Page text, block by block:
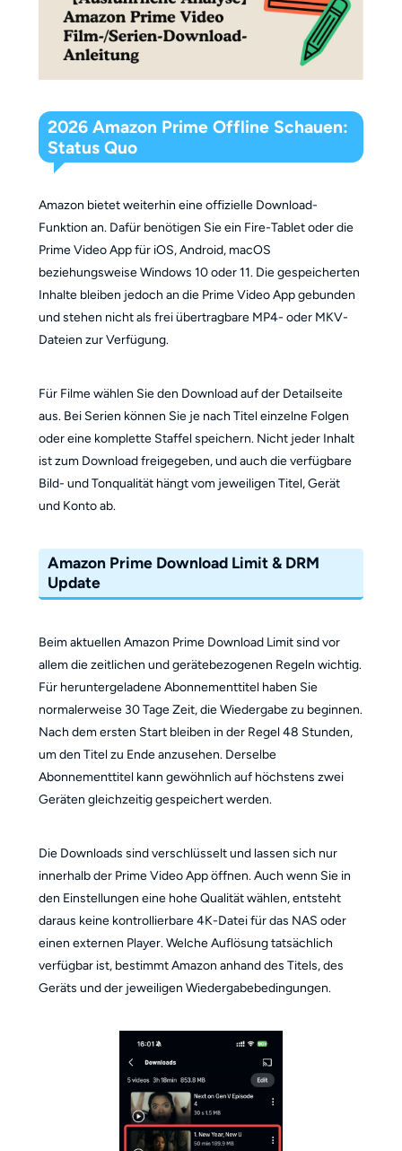
2026 Amazon Prime Offline Schauen:
Status Quo
Amazon bietet weiterhin eine offizielle Download-
Funktion an. Dafür benötigen Sie ein Fire-Tablet oder die
Prime Video App für iOS, Android, macOS
beziehungsweise Windows 10 oder 11. Die gespeicherten
Inhalte bleiben jedoch an die Prime Video App gebunden
und stehen nicht als frei übertragbare MP4- oder MKV-
Dateien zur Verfügung.
Für Filme wählen Sie den Download auf der Detailseite
aus. Bei Serien können Sie je nach Titel einzelne Folgen
oder eine komplette Staffel speichern. Nicht jeder Inhalt
ist zum Download freigegeben, und auch die verfügbare
Bild- und Tonqualität hängt vom jeweiligen Titel, Gerät
und Konto ab.
Amazon Prime Download Limit & DRM
Update
Beim aktuellen Amazon Prime Download Limit sind vor
allem die zeitlichen und gerätebezogenen Regeln wichtig.
Für heruntergeladene Abonnementtitel haben Sie
normalerweise 30 Tage Zeit, die Wiedergabe zu beginnen.
Nach dem ersten Start bleiben in der Regel 48 Stunden,
um den Titel zu Ende anzusehen. Derselbe
Abonnementtitel kann gewöhnlich auf höchstens zwei
Geräten gleichzeitig gespeichert werden.
Die Downloads sind verschlüsselt und lassen sich nur
innerhalb der Prime Video App öffnen. Auch wenn Sie in
den Einstellungen eine hohe Qualität wählen, entsteht
daraus keine kontrollierbare 4K-Datei für das NAS oder
einen externen Player. Welche Auflösung tatsächlich
verfügbar ist, bestimmt Amazon anhand des Titels, des
Geräts und der jeweiligen Wiedergabebedingungen.